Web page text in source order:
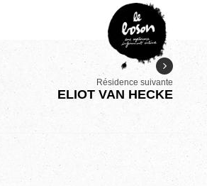
Résidence suivante
ELIOT VAN HECKE